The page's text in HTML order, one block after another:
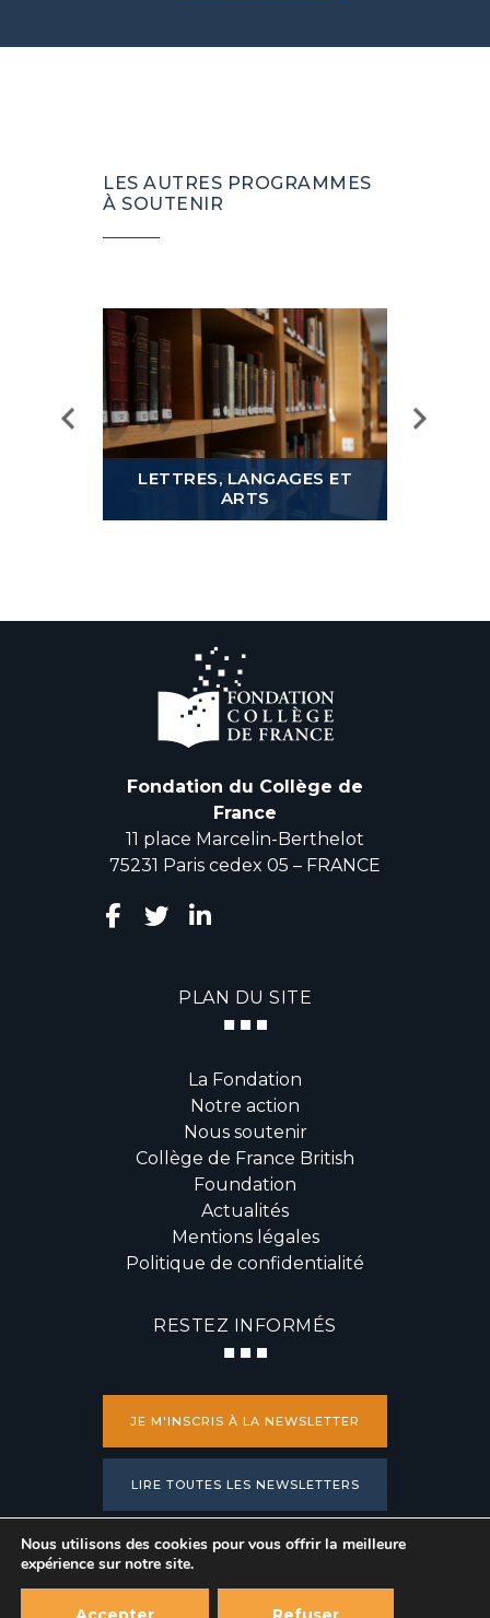
LES AUTRES PROGRAMMES
À SOUTENIR
LETTRES, LANGAGES ET
ARTS
Fondation du Collège de
France
11 place Marcelin-Berthelot
75231 Paris cedex 05 – FRANCE
PLAN DU SITE
La Fondation
Notre action
Nous soutenir
Collège de France British
Foundation
Actualités
Mentions légales
Politique de confidentialité
RESTEZ INFORMÉS
JE M'INSCRIS À LA NEWSLETTER
LIRE TOUTES LES NEWSLETTERS
PRESSE
Nous utilisons des cookies pour vous offrir la meilleure
expérience sur notre site.